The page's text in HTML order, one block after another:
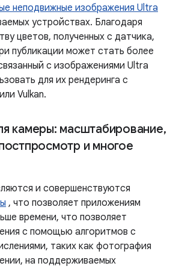
неподвижные изображения Ultra
устройствах. Благодаря
цветов, полученных с датчика,
публикации может стать более
с изображениями Ultra
для их рендеринга с
Vulkan.
камеры: масштабирование,
и многое
и совершенствуются
, что позволяет приложениям
времени, что позволяет
с помощью алгоритмов с
таких как фотография
на поддерживаемых